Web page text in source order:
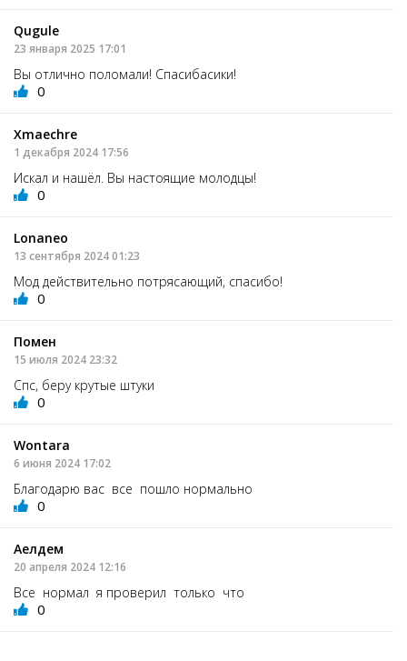
Qugule
23 января 2025 17:01
Вы отлично поломали! Спасибасики!
0
Xmaechre
1 декабря 2024 17:56
Искал и нашёл. Вы настоящие молодцы!
0
Lonaneo
13 сентября 2024 01:23
Мод действительно потрясающий, спасибо!
0
Помен
15 июля 2024 23:32
Спс, беру крутые штуки
0
Wontara
6 июня 2024 17:02
Благодарю вас все пошло нормально
0
Аелдем
20 апреля 2024 12:16
Все нормал я проверил только что
0